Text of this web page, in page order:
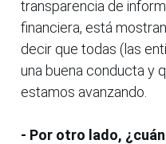
transparencia de
financiera, está
decir que todas (las
una buena conducta y
estamos avanzando.
- Por otro lado,